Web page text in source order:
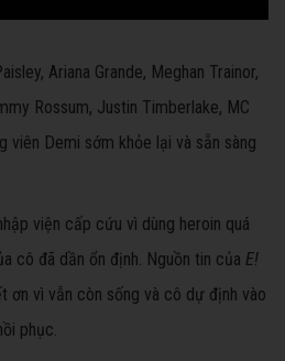
Ariana Grande, Meghan Trainor,
Rossum, Justin Timberlake, MC
viên Demi sớm khỏe lại và sẵn sàng
viện cấp cứu vì dùng heroin quá
cô đã dần ổn định. Nguồn tin của E!
ơn vì vẫn còn sống và cô dự định vào
phục.